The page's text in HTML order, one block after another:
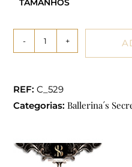
TAMANHOS
- +
REF:C_529
Categorias:Ballerina´s